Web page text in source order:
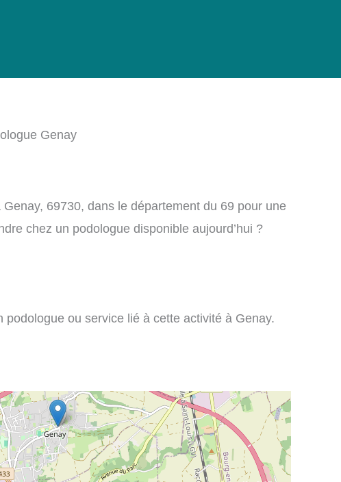
Genay
69730, dans le département du 69 pour une
chez un podologue disponible aujourd’hui ?
ou service lié à cette activité à Genay.